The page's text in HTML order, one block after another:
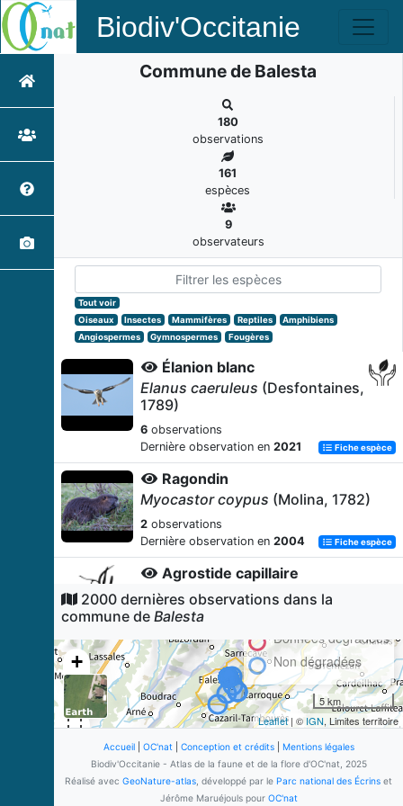
Biodiv'Occitanie
Commune de Balesta
180
observations
161
espèces
9
observateurs
Tout voir
Oiseaux
Insectes Mammifères Reptiles
Amphibiens
Angiospermes
Gymnospermes Fougères
Élanion blanc
Elanus caeruleus (Desfontaines,
1789)
6 observations
Dernière observation en 2021 Fiche espèce
Ragondin
Myocastor coypus (Molina, 1782)
2 observations
Dernière observation en 2004 Fiche espèce
Agrostide capillaire
Agrostis capillarisL., 1753
2observations
Chénopode blanc
Chenopodium albumL., 1753
2observations
Dernière observation en2008 Fiche espèce
Liseron des haies
Convolvulus sepiumL., 1753
2000 dernières observations dans la
commune de Balesta
+
Données dégradées
Non dégradées
5 km
Leaflet| © IGN, Limites territoire
Accueil| OC'nat| Conception et crédits| Mentions légales
Biodiv'Occitanie - Atlas de la faune et de la flore d'OC'nat, 2025
Réalisé avec GeoNature-atlas , développé par le Parc national des Écrins et
Jérôme Maruéjouls pour OC'nat